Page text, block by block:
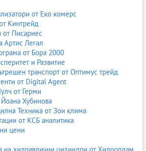
и средни товари
магазини
товари
и оборудване
материали
и индустриални товари
превози
товари (ADR)
и техника
от Еко комерс
Кинтрейд
Писариес
Артис Легал
от Бора 2000
и Развитие
транспорт от Оптимус трейд
от Digital Agent
от Герми
Хубинова
Техника от Зои клима
от КСБ аналитика
цени